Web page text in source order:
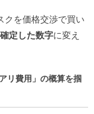
クを価格交渉で買い
定した数字に変え
リ費用」の概算を掴